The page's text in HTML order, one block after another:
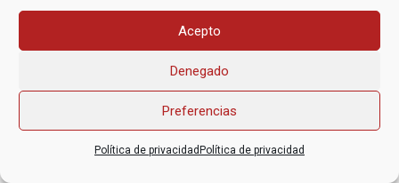
Acepto
Denegado
Preferencias
Política de privacidad Política de privacidad